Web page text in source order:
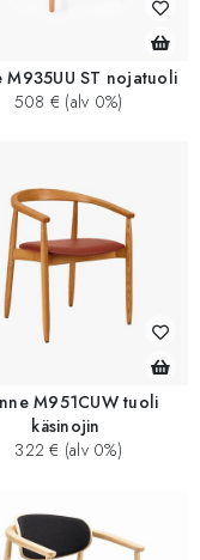
M935UU ST nojatuoli
508 € (alv 0%)
M951CUW tuoli
käsinojin
322 € (alv 0%)